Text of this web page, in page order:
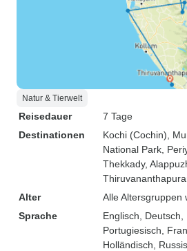
Natur & Tierwelt
Reisedauer
7 Tage
Destinationen
Kochi (Cochin) ,
National Park ,
Thekkady,
Alter
Alle Altersgruppen
Sprache
Englisch, Deutsch,
Portugiesisch,
Holländisch,